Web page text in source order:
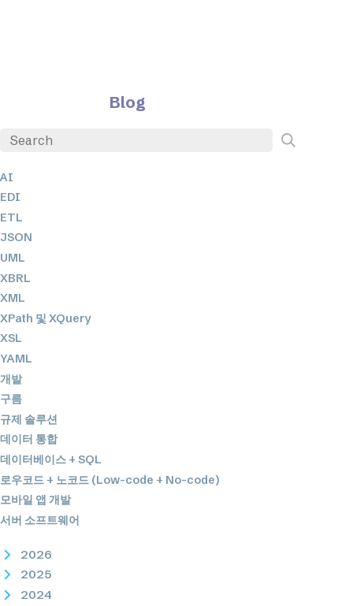
Blog
AI
EDI
ETL
JSON
UML
XBRL
XML
XPath 및 XQuery
XSL
YAML
개발
구름
규제 솔루션
데이터 통합
데이터베이스 + SQL
로우코드 + 노코드 (Low-code + No-code)
모바일 앱 개발
서버 소프트웨어
2026
2025
2024